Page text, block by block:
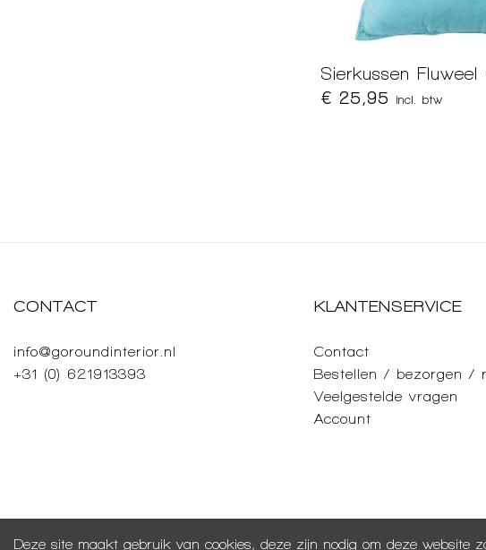
Sierkussen Fluweel
€ 25,95
incl. btw
Deze site maakt gebruik van cookies, deze zijn nodig om deze website
CONTACT
info@goroundinterior.nl
+31 (0) 621913393
KLANTENSERVICE
Contact
Bestellen / bezorgen /
Veelgestelde vragen
Account